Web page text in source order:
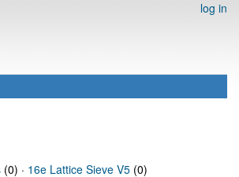
log in
(0) · 16e Lattice Sieve V5 (0)